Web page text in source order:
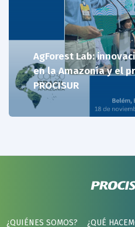
AgForest Lab:
en la Amazonía y el
PROCISUR
¿QUIÉNES SOMOS? ¿QUÉ